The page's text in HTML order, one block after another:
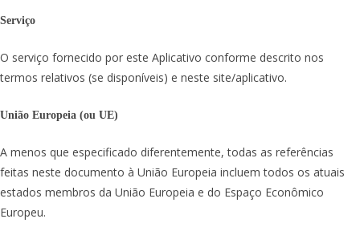
Serviço
O serviço fornecido por este Aplicativo conforme descrito nos
termos relativos (se disponíveis) e neste site/aplicativo.
União Europeia (ou UE)
A menos que especificado diferentemente, todas as referências
feitas neste documento à União Europeia incluem todos os atuais
estados membros da União Europeia e do Espaço Econômico
Europeu.